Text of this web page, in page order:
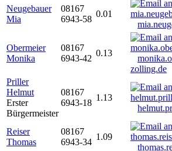
Neugebauer
Mia
08167
6943-58
0.01
Obermeier
Monika
08167
6943-42
0.13
zolling.de
Priller
Helmut
Erster
Bürgermeister
08167
6943-18
1.13
Reiser
Thomas
08167
6943-34
1.09